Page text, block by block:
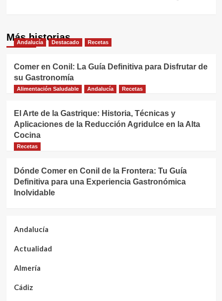
Más historias
Andalucía Destacado Recetas
Comer en Conil: La Guía Definitiva para Disfrutar de
su Gastronomía
Alimentación Saludable Andalucía Recetas
El Arte de la Gastrique: Historia, Técnicas y
Aplicaciones de la Reducción Agridulce en la Alta
Cocina
Recetas
Dónde Comer en Conil de la Frontera: Tu Guía
Definitiva para una Experiencia Gastronómica
Inolvidable
Andalucía
Actualidad
Almería
Cádiz